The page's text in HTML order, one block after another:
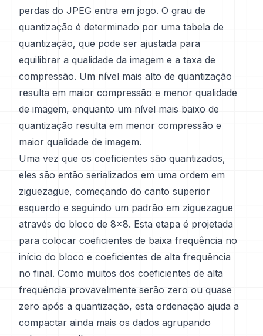
perdas do JPEG entra em jogo. O grau de
quantização é determinado por uma tabela de
quantização, que pode ser ajustada para
equilibrar a qualidade da imagem e a taxa de
compressão. Um nível mais alto de quantização
resulta em maior compressão e menor qualidade
de imagem, enquanto um nível mais baixo de
quantização resulta em menor compressão e
maior qualidade de imagem.
Uma vez que os coeficientes são quantizados,
eles são então serializados em uma ordem em
ziguezague, começando do canto superior
esquerdo e seguindo um padrão em ziguezague
através do bloco de 8x8. Esta etapa é projetada
para colocar coeficientes de baixa frequência no
início do bloco e coeficientes de alta frequência
no final. Como muitos dos coeficientes de alta
frequência provavelmente serão zero ou quase
zero após a quantização, esta ordenação ajuda a
compactar ainda mais os dados agrupando